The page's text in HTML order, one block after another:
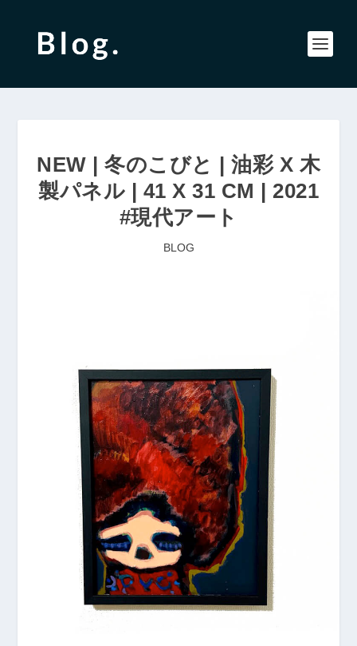
NEW | 冬のこびと | 油彩 X 木
製パネル | 41 X 31 CM | 2021
#現代アート
BLOG